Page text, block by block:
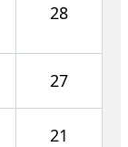
28
27
21